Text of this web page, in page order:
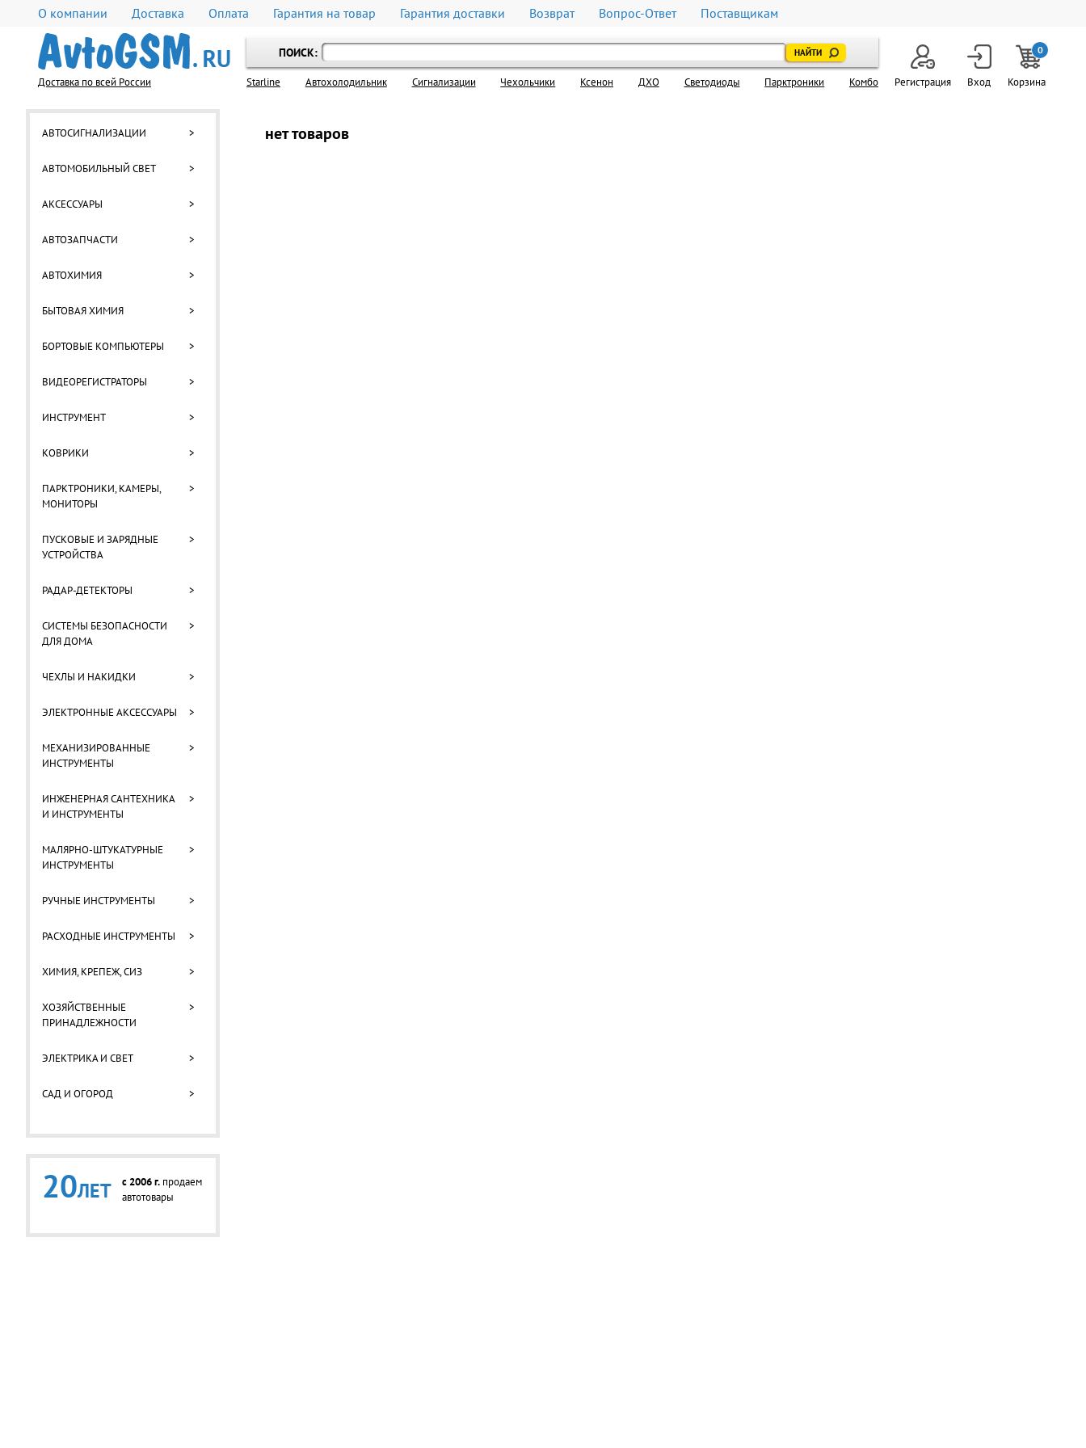
О компании Доставка Оплата Гарантия на товар Гарантия доставки Возврат Вопрос-Ответ Поставщикам
Доставка по всей России
ПОИСК:
Starline Автохолодильник Cигнализации Чехольчики Ксенон ДХО Светодиоды Парктроники Комбо Регистрация Вход
0
Корзина
АВТОСИГНАЛИЗАЦИИ >
АВТОМОБИЛЬНЫЙ СВЕТ >
АКСЕССУАРЫ >
АВТОЗАПЧАСТИ >
АВТОХИМИЯ >
БЫТОВАЯ ХИМИЯ >
БОРТОВЫЕ КОМПЬЮТЕРЫ >
ВИДЕОРЕГИСТРАТОРЫ >
ИНСТРУМЕНТ >
КОВРИКИ >
ПАРКТРОНИКИ, КАМЕРЫ,
МОНИТОРЫ
>
ПУСКОВЫЕ И ЗАРЯДНЫЕ
УСТРОЙСТВА
>
РАДАР-ДЕТЕКТОРЫ >
СИСТЕМЫ БЕЗОПАСНОСТИ
ДЛЯ ДОМА
>
ЧЕХЛЫ И НАКИДКИ >
ЭЛЕКТРОННЫЕ АКСЕССУАРЫ >
МЕХАНИЗИРОВАННЫЕ
ИНСТРУМЕНТЫ
>
ИНЖЕНЕРНАЯ САНТЕХНИКА
И ИНСТРУМЕНТЫ
>
МАЛЯРНО-ШТУКАТУРНЫЕ
ИНСТРУМЕНТЫ
>
РУЧНЫЕ ИНСТРУМЕНТЫ >
РАСХОДНЫЕ ИНСТРУМЕНТЫ >
ХИМИЯ, КРЕПЕЖ, СИЗ >
ХОЗЯЙСТВЕННЫЕ
ПРИНАДЛЕЖНОСТИ
>
ЭЛЕКТРИКА И СВЕТ >
САД И ОГОРОД >
20ЛЕТ c 2006 г. продаем
автотовары
нет товаров